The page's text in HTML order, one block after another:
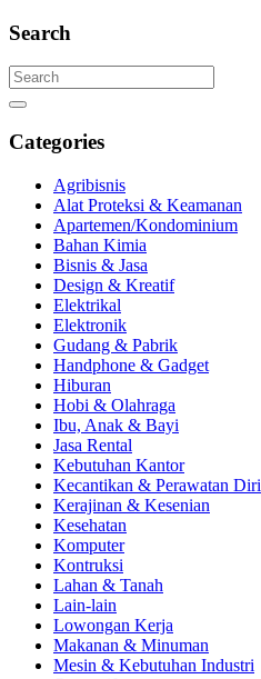
Search
Categories
Agribisnis
Alat Proteksi & Keamanan
Apartemen/Kondominium
Bahan Kimia
Bisnis & Jasa
Design & Kreatif
Elektrikal
Elektronik
Gudang & Pabrik
Handphone & Gadget
Hiburan
Hobi & Olahraga
Ibu, Anak & Bayi
Jasa Rental
Kebutuhan Kantor
Kecantikan & Perawatan Diri
Kerajinan & Kesenian
Kesehatan
Komputer
Kontruksi
Lahan & Tanah
Lain-lain
Lowongan Kerja
Makanan & Minuman
Mesin & Kebutuhan Industri